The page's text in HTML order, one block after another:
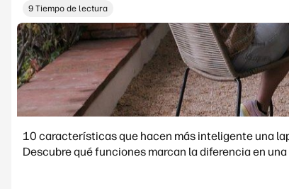
9 Tiempo de lectura
10 características que hacen más inteligente una
Descubre qué funciones marcan la diferencia en